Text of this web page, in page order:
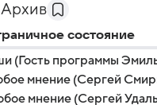
Архив
состояние
(Гость программы
мнение (Сергей
мнение (Сергей